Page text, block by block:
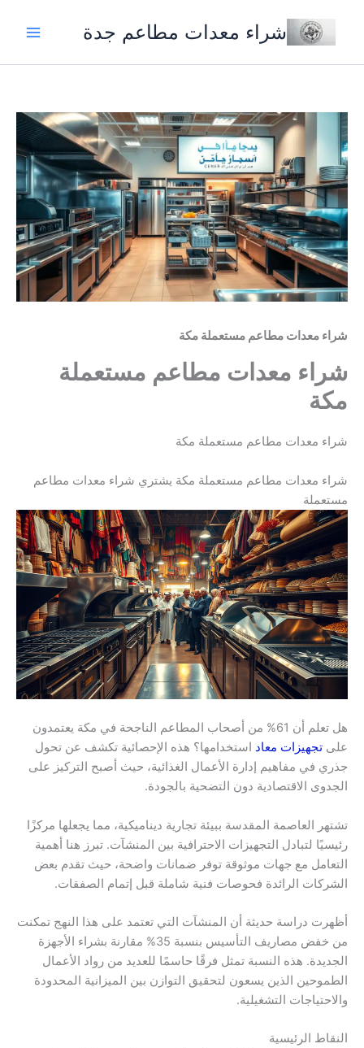
المحتوى
شراء معدات مطاعم جدة
شراء معدات مطاعم مستعملة مكة
شراء معدات مطاعم مستعملة
مكة
شراء معدات مطاعم مستعملة مكة
شراء معدات مطاعم مستعملة مكة يشتري شراء معدات مطاعم
مستعملة
هل تعلم أن 61% من أصحاب المطاعم الناجحة في مكة يعتمدون
على تجهيزات معاد استخدامها؟ هذه الإحصائية تكشف عن تحول
جذري في مفاهيم إدارة الأعمال الغذائية، حيث أصبح التركيز على
الجدوى الاقتصادية دون التضحية بالجودة.
تشتهر العاصمة المقدسة ببيئة تجارية ديناميكية، مما يجعلها مركزًا
رئيسيًا لتبادل التجهيزات الاحترافية بين المنشآت. تبرز هنا أهمية
التعامل مع جهات موثوقة توفر ضمانات واضحة، حيث تقدم بعض
الشركات الرائدة فحوصات فنية شاملة قبل إتمام الصفقات.
أظهرت دراسة حديثة أن المنشآت التي تعتمد على هذا النهج تمكنت
من خفض مصاريف التأسيس بنسبة 35% مقارنة بشراء الأجهزة
الجديدة. هذه النسبة تمثل فرقًا حاسمًا للعديد من رواد الأعمال
الطموحين الذين يسعون لتحقيق التوازن بين الميزانية المحدودة
والاحتياجات التشغيلية.
النقاط الرئيسية